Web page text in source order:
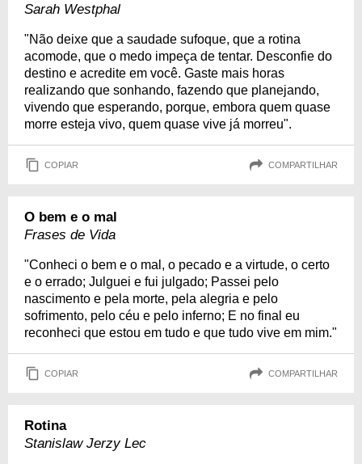
Sarah Westphal
"Não deixe que a saudade sufoque, que a rotina
acomode, que o medo impeça de tentar. Desconfie do
destino e acredite em você. Gaste mais horas
realizando que sonhando, fazendo que planejando,
vivendo que esperando, porque, embora quem quase
morre esteja vivo, quem quase vive já morreu".
COPIAR COMPARTILHAR
O bem e o mal
Frases de Vida
"Conheci o bem e o mal, o pecado e a virtude, o certo
e o errado; Julguei e fui julgado; Passei pelo
nascimento e pela morte, pela alegria e pelo
sofrimento, pelo céu e pelo inferno; E no final eu
reconheci que estou em tudo e que tudo vive em mim."
COPIAR COMPARTILHAR
Rotina
Stanislaw Jerzy Lec